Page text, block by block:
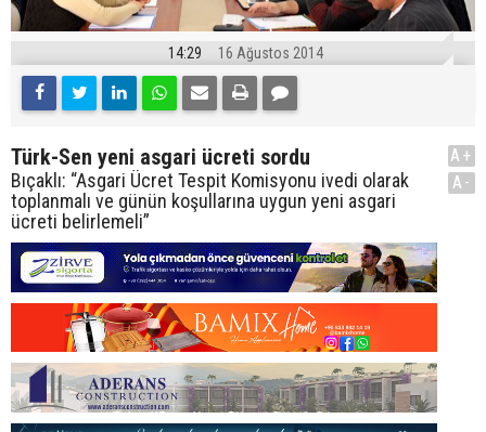
14:29 16 Ağustos 2014
Türk-Sen yeni asgari ücreti sordu
Bıçaklı: “Asgari Ücret Tespit Komisyonu ivedi olarak
toplanmalı ve günün koşullarına uygun yeni asgari
ücreti belirlemeli”
A+
A-